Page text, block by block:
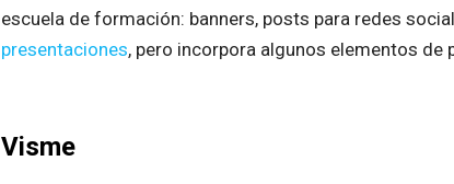
escuela de formación: banners, posts para redes
presentaciones, pero incorpora algunos elementos de
Visme